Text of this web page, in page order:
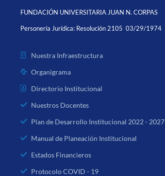
FUNDACIÓN UNIVERSITARIA JUAN N. CORPAS
Personería Jurídica: Resolución 2105 03/29/1974
Nuestra Infraestructura
Organigrama
Directorio Institucional
Nuestros Docentes
Plan de Desarrollo Institucional 2022 - 2027
Manual de Planeación Institucional
Estados Financieros
Protocolo COVID - 19